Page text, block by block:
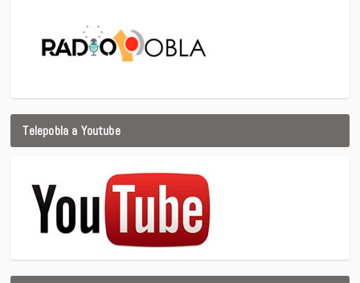
Telepobla a Youtube